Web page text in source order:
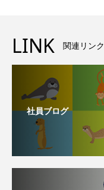
LINK 関連リンク
社員ブログ